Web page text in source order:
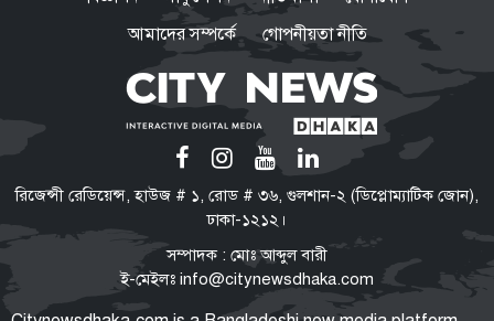
আলোচনায় আদিবাসী ফোরাম
সাংবিধানিক ও আইনগত স্বীকৃতির
দাবি, আট দফা উপস্থাপন
অনিয়ম–জালিয়াতির কারণে চার
আর্থিক প্রতিষ্ঠানে প্রশাসক বসাল
গাজা চুক্তি প্রত্যাখ্যান
আমাদের সম্পর্কে
গোপনীয়তা নীতি
রিজেন্সী রেডিয়েন্স, হাউজ # ১, রোড # ৩৬, গুলশান-২ (ডিপ্লোম্যাটিক জোন),
ঢাকা-১২১২।
সম্পাদক : মোঃ আব্দুল বারী
ই-মেইলঃ info@citynewsdhaka.com